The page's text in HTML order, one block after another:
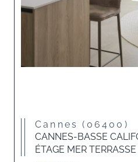
Cannes (06400)
CANNES-BASSE
ÉTAGE MER